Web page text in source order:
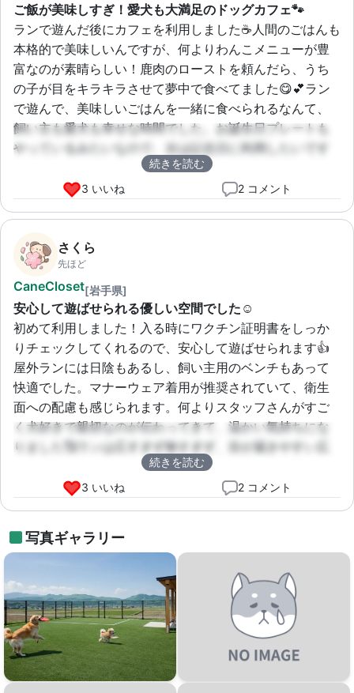
ご飯が美味しすぎ！愛犬も大満足のドッグカフェ🐾
ランで遊んだ後にカフェを利用しました☕️人間のごはんも
本格的で美味しいんですが、何よりわんこメニューが豊
富なのが素晴らしい！鹿肉のローストを頼んだら、うち
の子が目をキラキラさせて夢中で食べてました😋💕ラン
で遊んで、美味しいごはんを一緒に食べられるなんて、
飼い主も愛犬も幸せな時間でした。お誕生日プレートも
やっているみたいなので、次は記念日に利用したいです
続きを読む
3 いいね
2 コメント
さくら
先ほど
CaneCloset[岩手県]
安心して遊ばせられる優しい空間でした☺️
初めて利用しました！入る時にワクチン証明書をしっか
りチェックしてくれるので、安心して遊ばせられます👍
屋外ランには日陰もあるし、飼い主用のベンチもあって
快適でした。マナーウェア着用が推奨されていて、衛生
面への配慮も感じられます。何よりスタッフさんがすご
く犬好きで親切なのが伝わってきて、温かい気持ちにな
りました🥰ランは広すぎず狭すぎず、目が届きやすい広
さなのも良かったです。リピート確定です！
続きを読む
3 いいね
2 コメント
写真ギャラリー